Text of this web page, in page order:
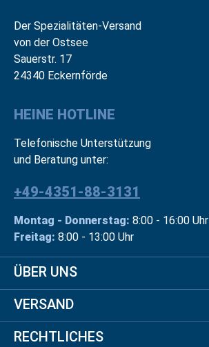
Der Spezialitäten-Versand
von der Ostsee
Sauerstr. 17
24340 Eckernförde
HEINE HOTLINE
Telefonische Unterstützung
und Beratung unter:
+49-4351-88-3131
Montag - Donnerstag: 8:00 - 16:00 Uhr
Freitag: 8:00 - 13:00 Uhr
ÜBER UNS
VERSAND
RECHTLICHES